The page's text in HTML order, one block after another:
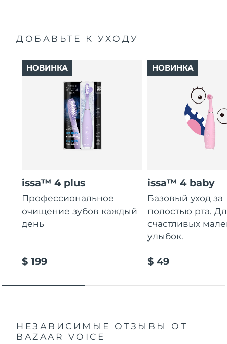
ДОБАВЬТЕ К УХОДУ
issa™ 4 plus
Профессиональное
очищение зубов каждый
день
$ 199
НОВИНКА
issa™ 4 baby
Базовый уход за
полостью рта.
счастливых
улыбок.
$ 49
НОВИНКА
НЕЗАВИСИМЫЕ ОТЗЫВЫ
ОТ
BAZAAR VOICE